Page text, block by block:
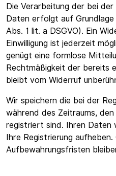
Die Verarbeitung der bei
Daten erfolgt auf
Abs. 1 lit. a DSGVO). Ein
Einwilligung ist jederzeit
genügt eine formlose
Rechtmäßigkeit der bereits
bleibt vom Widerruf
Wir speichern die bei der
während des Zeitraums,
registriert sind. Ihren Daten
Ihre Registrierung
Aufbewahrungsfristen